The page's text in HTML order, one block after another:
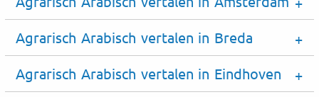
Agrarisch Arabisch vertalen in Breda
Agrarisch Arabisch vertalen in Eindhoven